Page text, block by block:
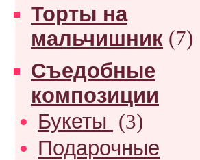
Торты на
мальчишник (7)
Съедобные
композиции
Букеты (3)
Подарочные